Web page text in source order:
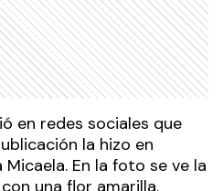
en redes sociales que
la hizo en
En la foto se ve la
una flor amarilla.